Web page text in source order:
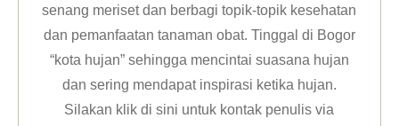
senang meriset dan berbagi topik-topik kesehatan
dan pemanfaatan tanaman obat. Tinggal di Bogor
“kota hujan” sehingga mencintai suasana hujan
dan sering mendapat inspirasi ketika hujan.
Silakan klikdi sini untuk kontak penulis via